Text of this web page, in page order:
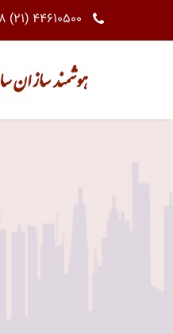
(21) 44610500